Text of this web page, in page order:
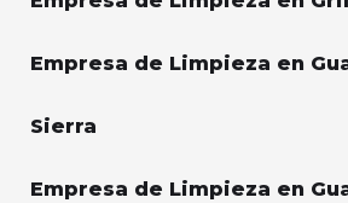
Empresa de Limpieza en
Sierra
Empresa de Limpieza en